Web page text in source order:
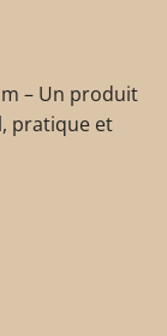
– Un produit
pratique et